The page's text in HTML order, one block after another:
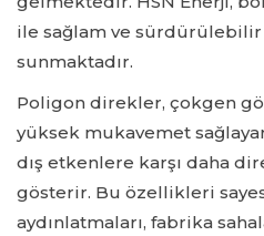
ile sağlam ve sürdürülebilir
sunmaktadır.
Poligon direkler, çokgen
yüksek mukavemet
dış etkenlere karşı daha
gösterir. Bu özellikleri
aydınlatmaları, fabrika